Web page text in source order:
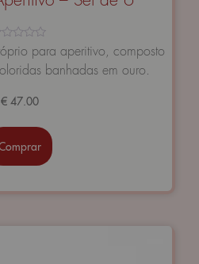
para aperitivo, composto
banhadas em ouro.
€ 47.00